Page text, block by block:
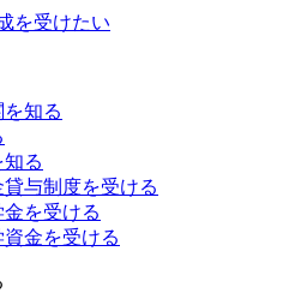
を受けたい
知る
知る
与制度を受ける
を受ける
金を受ける